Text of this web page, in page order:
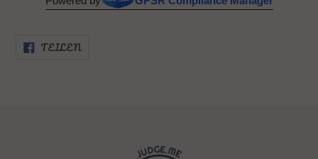
TEILENFACEBOOK